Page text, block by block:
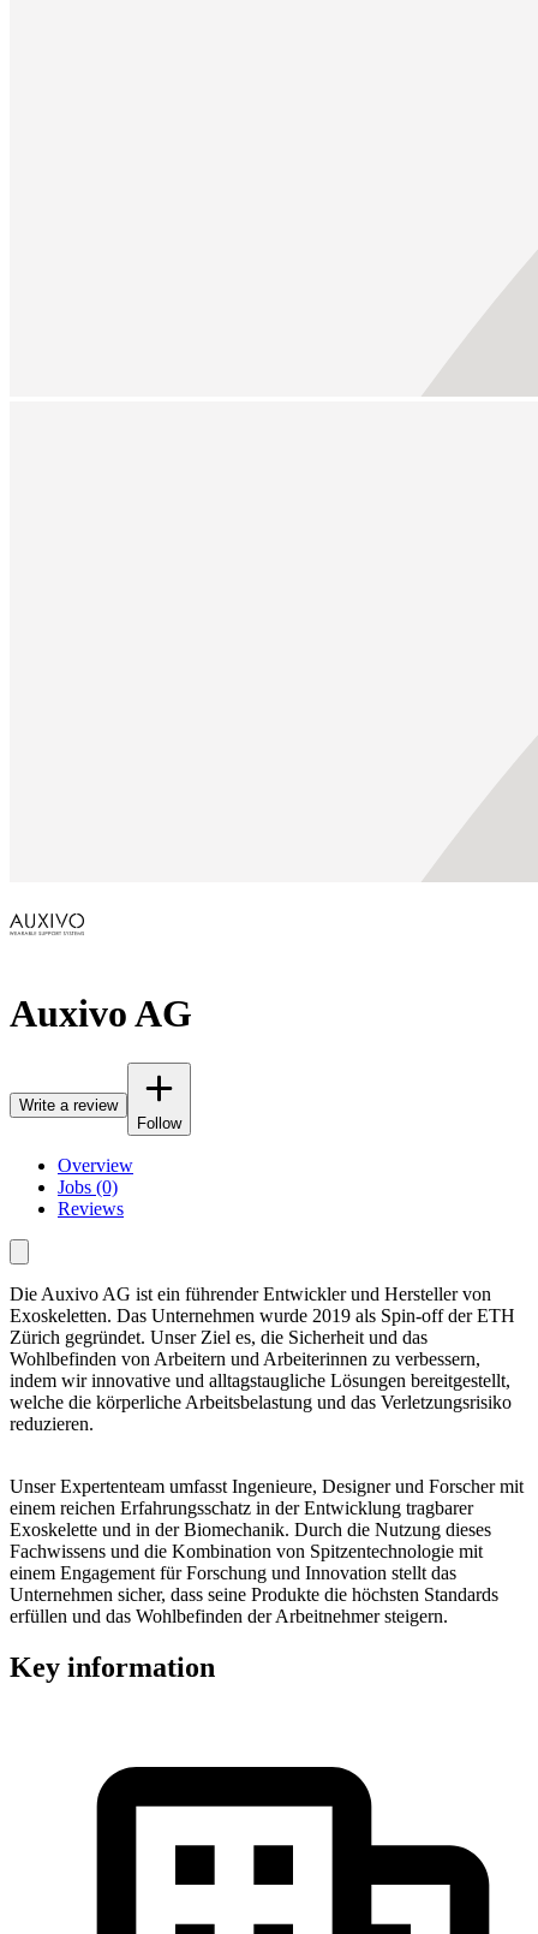
Auxivo AG
Write a review
Follow
Overview
Jobs (0)
Reviews
Die Auxivo AG ist ein führender Entwickler und Hersteller von
Exoskeletten. Das Unternehmen wurde 2019 als Spin-off der ETH
Zürich gegründet. Unser Ziel es, die Sicherheit und das
Wohlbefinden von Arbeitern und Arbeiterinnen zu verbessern,
indem wir innovative und alltagstaugliche Lösungen bereitgestellt,
welche die körperliche Arbeitsbelastung und das Verletzungsrisiko
reduzieren.
Unser Expertenteam umfasst Ingenieure, Designer und Forscher mit
einem reichen Erfahrungsschatz in der Entwicklung tragbarer
Exoskelette und in der Biomechanik. Durch die Nutzung dieses
Fachwissens und die Kombination von Spitzentechnologie mit
einem Engagement für Forschung und Innovation stellt das
Unternehmen sicher, dass seine Produkte die höchsten Standards
erfüllen und das Wohlbefinden der Arbeitnehmer steigern.
Key information